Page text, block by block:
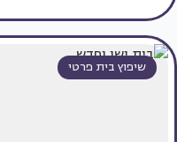
שיפוץ בית פרטי